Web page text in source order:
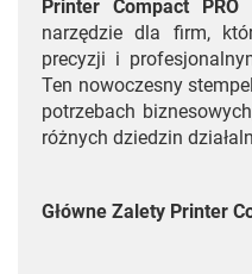
Printer Compact PRO
narzędzie dla firm,
precyzji i
Ten nowoczesny
potrzebach
różnych dziedzin
Główne Zalety Printer